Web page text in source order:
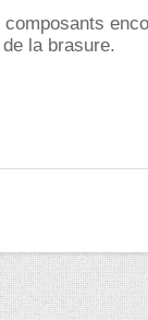
la brasure.